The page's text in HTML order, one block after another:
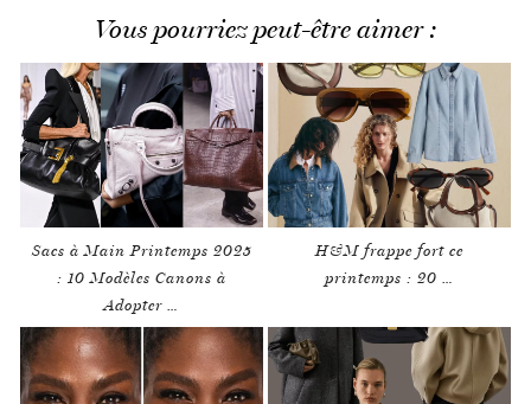
Vous pourriez peut-être aimer :
Sacs à Main Printemps 2025
: 10 Modèles Canons à
Adopter …
H&M frappe fort ce
printemps : 20 …